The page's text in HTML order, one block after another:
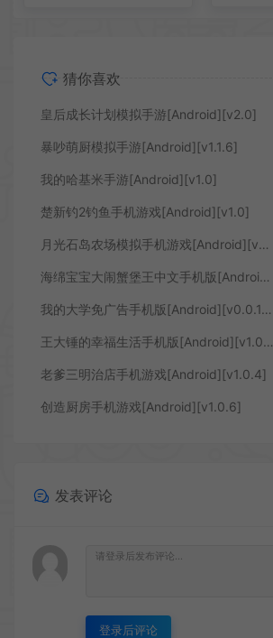
猜你喜欢
皇后成长计划模拟手游[Android][v2.0]
暴吵萌厨模拟手游[Android][v1.1.6]
我的哈基米手游[Android][v1.0]
楚新钓2钓鱼手机游戏[Android][v1.0]
月光石岛农场模拟手机游戏[Android][v2162]
海绵宝宝大闹蟹堡王中文手机版[Android][v5.6.2]
我的大学免广告手机版[Android][v0.0.1.020]
王大锤的幸福生活手机版[Android][v1.0.6]
老爹三明治店手机游戏[Android][v1.0.4]
创造厨房手机游戏[Android][v1.0.6]
发表评论
登录后评论